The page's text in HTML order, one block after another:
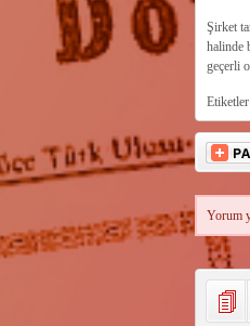
Şirket
halinde
geçerli
Yorum